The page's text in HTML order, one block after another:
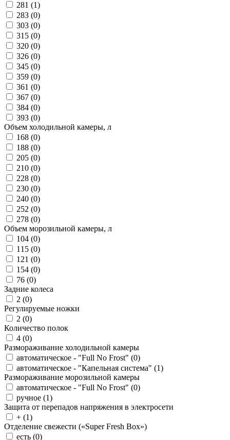
281 (1)
283 (0)
303 (0)
315 (0)
320 (0)
326 (0)
345 (0)
359 (0)
361 (0)
367 (0)
384 (0)
393 (0)
Объем холодильной камеры, л
168 (0)
188 (0)
205 (0)
210 (0)
228 (0)
230 (0)
240 (0)
252 (0)
278 (0)
Объем морозильной камеры, л
104 (0)
115 (0)
121 (0)
154 (0)
76 (0)
Задние колеса
2 (0)
Регулируемые ножки
2 (0)
Количество полок
4 (0)
Размораживание холодильной камеры
автоматическое - "Full No Frost" (0)
автоматическое - "Капельная система" (1)
Размораживание морозильной камеры
автоматическое - "Full No Frost" (0)
ручное (1)
Защита от перепадов напряжения в электросети
+ (1)
Отделение свежести («Super Fresh Box»)
есть (0)